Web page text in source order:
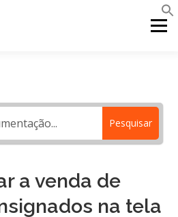
Menu
SUPORTE Pesquisar
a venda de
na tela